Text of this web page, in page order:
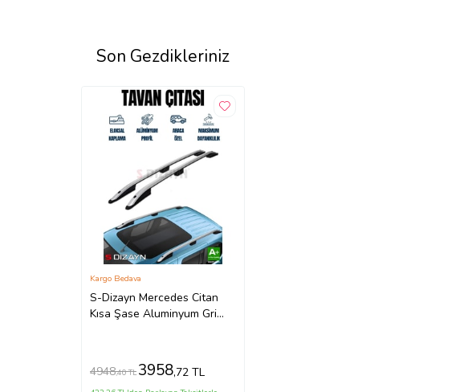
Son Gezdikleriniz
S-Dizayn Mercedes Citan
Kısa Şase Aluminyum Gri
Kargo Bedava
4948,40 TL 3958,72 TL